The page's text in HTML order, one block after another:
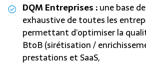
DQM Entreprises :une base
exhaustive de toutes les
permettant d’optimiser la
BtoB (sirétisation /
prestations et SaaS,